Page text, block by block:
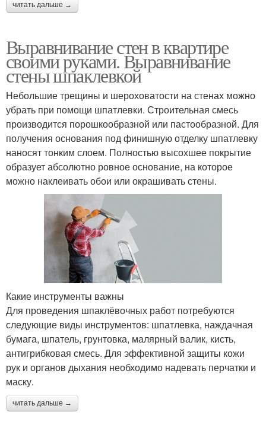
читать дальше →
Выравнивание стен в квартире
своими руками. Выравнивание
стены шпаклевкой
Небольшие трещины и шероховатости на стенах можно
убрать при помощи шпатлевки. Строительная смесь
производится порошкообразной или пастообразной. Для
получения основания под финишную отделку шпатлевку
наносят тонким слоем. Полностью высохшее покрытие
образует абсолютно ровное основание, на которое
можно наклеивать обои или окрашивать стены.
Какие инструменты важны
Для проведения шпаклёвочных работ потребуются
следующие виды инструментов: шпатлевка, наждачная
бумага, шпатель, грунтовка, малярный валик, кисть,
антигрибковая смесь. Для эффективной защиты кожи
рук и органов дыхания необходимо надевать перчатки и
маску.
читать дальше →